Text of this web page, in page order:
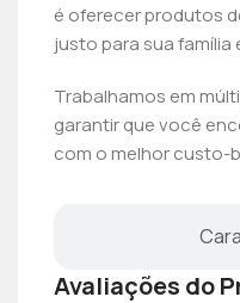
é oferecer produtos
justo para sua família
Trabalhamos em
garantir que você
com o melhor custo-
Avaliações do